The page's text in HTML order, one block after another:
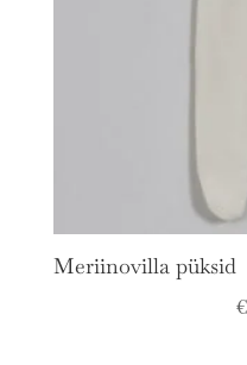
Meriinovilla püksid
€